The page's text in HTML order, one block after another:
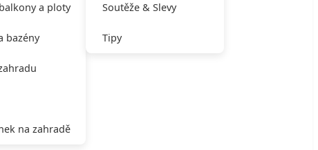
a ploty
bazény
na zahradě
Soutěže & Slevy
Tipy